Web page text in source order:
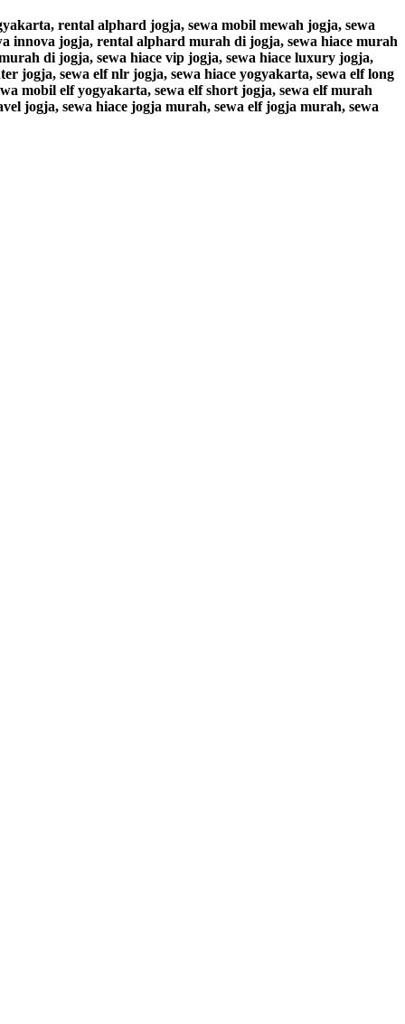
rental alphard jogja, sewa mobil mewah jogja, sewa
innova jogja, rental alphard murah di jogja, sewa hiace murah
di jogja, sewa hiace vip jogja, sewa hiace luxury jogja,
jogja, sewa elf nlr jogja, sewa hiace yogyakarta, sewa elf long
mobil elf yogyakarta, sewa elf short jogja, sewa elf murah
jogja, sewa hiace jogja murah, sewa elf jogja murah, sewa